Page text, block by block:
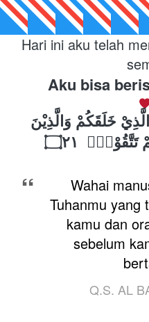
Hari ini aku telah
Aku bisa
تَتَّقُوْنَۙ ۝٢١
“
Wahai
Tuhanmu yang
kamu dan
sebelum
Q.S. AL